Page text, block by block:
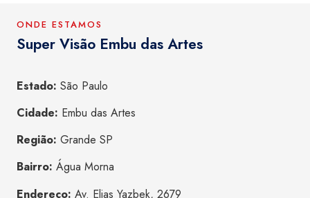
ONDE ESTAMOS
Super Visão Embu das Artes
Estado: São Paulo
Cidade: Embu das Artes
Região: Grande SP
Bairro: Água Morna
Endereço: Av. Elias Yazbek, 2679